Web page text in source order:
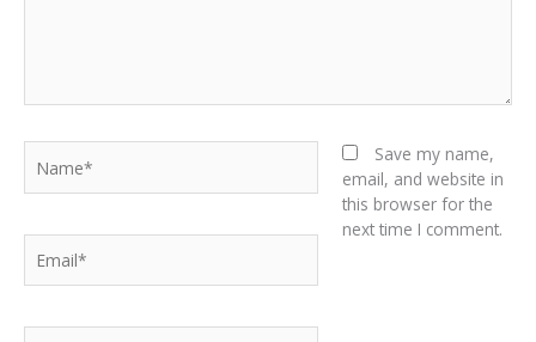
Save my name,
email, and website in
this browser for the
next time I comment.